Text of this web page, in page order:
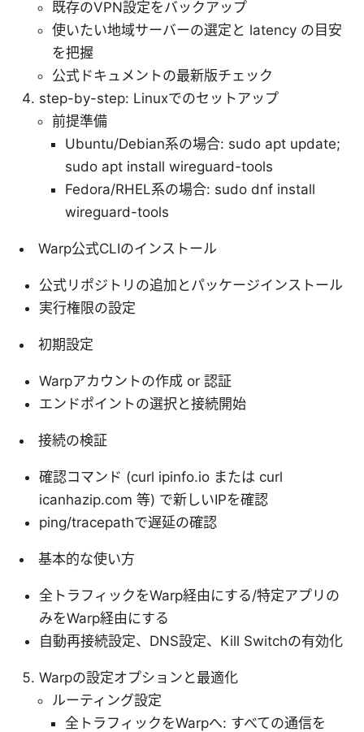
既存のVPN設定をバックアップ
使いたい地域サーバーの選定と latency の目安
を把握
公式ドキュメントの最新版チェック
step-by-step: Linuxでのセットアップ
前提準備
Ubuntu/Debian系の場合: sudo apt update;
sudo apt install wireguard-tools
Fedora/RHEL系の場合: sudo dnf install
wireguard-tools
Warp公式CLIのインストール
公式リポジトリの追加とパッケージインストール
実行権限の設定
初期設定
Warpアカウントの作成 or 認証
エンドポイントの選択と接続開始
接続の検証
確認コマンド (curl ipinfo.io または curl
icanhazip.com 等) で新しいIPを確認
ping/tracepathで遅延の確認
基本的な使い方
全トラフィックをWarp経由にする/特定アプリの
みをWarp経由にする
自動再接続設定、DNS設定、Kill Switchの有効化
Warpの設定オプションと最適化
ルーティング設定
全トラフィックをWarpへ: すべての通信を